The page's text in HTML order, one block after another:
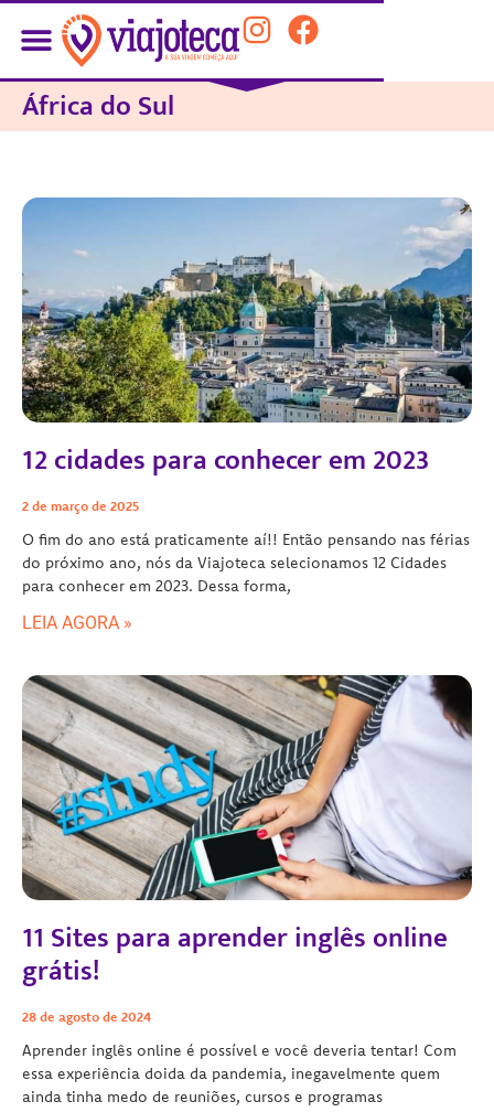
África do Sul
12 cidades para conhecer em 2023
2 de março de 2025
O fim do ano está praticamente aí!! Então pensando nas férias
do próximo ano, nós da Viajoteca selecionamos 12 Cidades
para conhecer em 2023. Dessa forma,
LEIA AGORA »
11 Sites para aprender inglês online
grátis!
28 de agosto de 2024
Aprender inglês online é possível e você deveria tentar! Com
essa experiência doida da pandemia, inegavelmente quem
ainda tinha medo de reuniões, cursos e programas